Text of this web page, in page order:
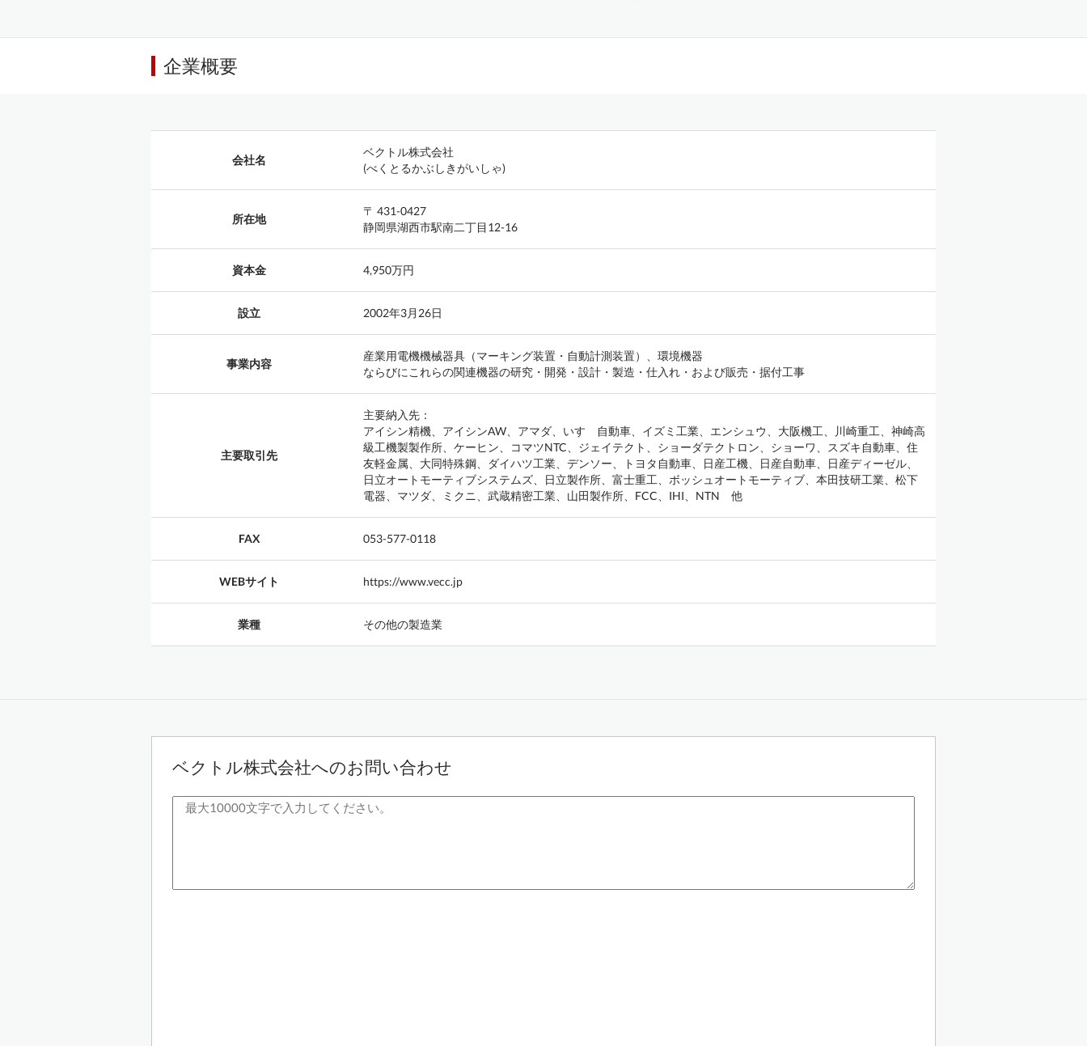
企業概要
会社名
ベクトル株式会社
(べくとるかぶしきがいしゃ)
所在地
〒 431-0427
静岡県湖西市駅南二丁目12-16
資本金 4,950万円
設立 2002年3月26日
事業内容
産業用電機機械器具（マーキング装置・自動計測装置）、環境機器
ならびにこれらの関連機器の研究・開発・設計・製造・仕入れ・および販売・据付工事
主要取引先
主要納入先：
アイシン精機、アイシンAW、アマダ、いすゞ自動車、イズミ工業、エンシュウ、大阪機工、川崎重工、神崎高
級工機製製作所、ケーヒン、コマツNTC、ジェイテクト、ショーダテクトロン、ショーワ、スズキ自動車、住
友軽金属、大同特殊鋼、ダイハツ工業、デンソー、トヨタ自動車、日産工機、日産自動車、日産ディーゼル、
日立オートモーティブシステムズ、日立製作所、富士重工、ボッシュオートモーティブ、本田技研工業、松下
電器、マツダ、ミクニ、武蔵精密工業、山田製作所、FCC、IHI、NTN 他
FAX 053-577-0118
WEBサイト https://www.vecc.jp
業種 その他の製造業
ベクトル株式会社へのお問い合わせ